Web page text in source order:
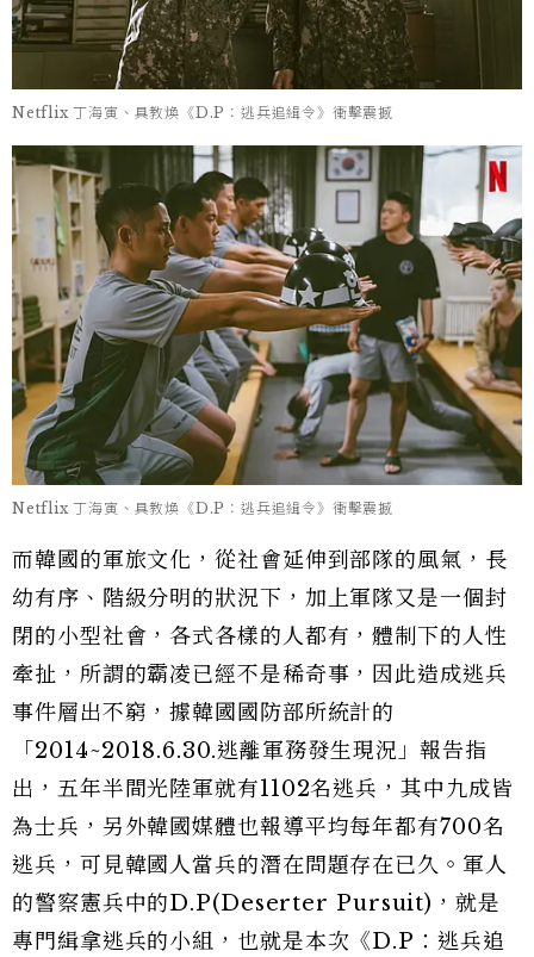
Netflix 丁海寅、具教煥《D.P：逃兵追緝令》衝擊震撼
Netflix 丁海寅、具教煥《D.P：逃兵追緝令》衝擊震撼
而韓國的軍旅文化，從社會延伸到部隊的風氣，長
幼有序、階級分明的狀況下，加上軍隊又是一個封
閉的小型社會，各式各樣的人都有，體制下的人性
牽扯，所謂的霸凌已經不是稀奇事，因此造成逃兵
事件層出不窮，據韓國國防部所統計的
「2014~2018.6.30.逃離軍務發生現況」報告指
出，五年半間光陸軍就有1102名逃兵，其中九成皆
為士兵，另外韓國媒體也報導平均每年都有700名
逃兵，可見韓國人當兵的潛在問題存在已久。軍人
的警察憲兵中的D.P(Deserter Pursuit)，就是
專門緝拿逃兵的小組，也就是本次《D.P：逃兵追